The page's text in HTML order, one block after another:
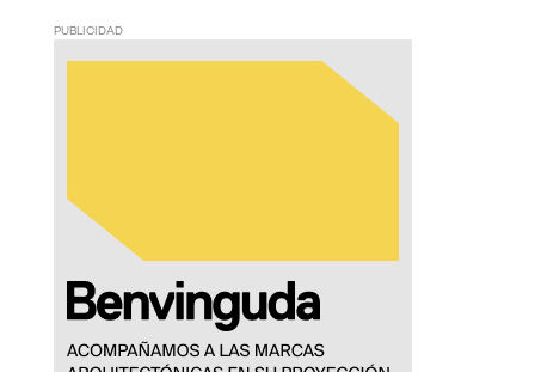
PUBLICIDAD